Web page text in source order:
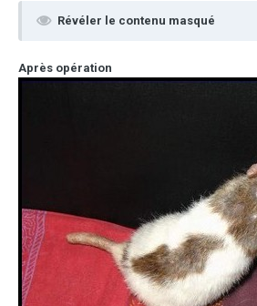
Révéler le contenu masqué
Après opération